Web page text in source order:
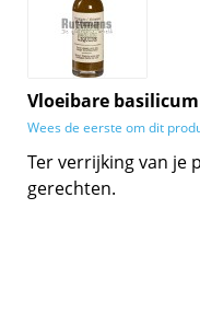
Vloeibare basilicum
Wees de eerste om dit
Ter verrijking van je
gerechten.